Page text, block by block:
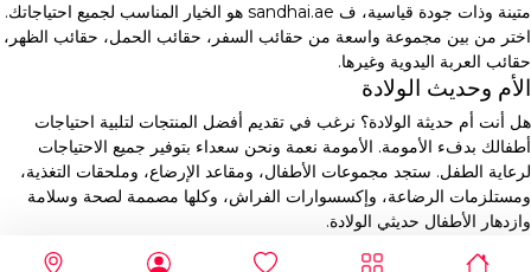
متينة وذات جودة قياسية، ف sandhai.ae هو الخيار المناسب لجميع احتياجاتك.
اختر من بين مجموعة واسعة من حقائب السفر، حقائب الحمل، حقائب الظهر،
حقائب العربة اليدوية وغيرها.
الأم وحديث الولادة
هل أنت أم حديثة الولادة؟ نرغب في تقديم أفضل المنتجات لتلبية احتياجات
أطفالك بدفء الأمومة. الأمومة نعمة ونحن سعداء بتوفير جميع الاحتياجات
لرعاية الطفل. ستجد مجموعات الأطفال، ومقاعد الإرضاع، وملحقات التغذية،
ومستلزمات الرضاعة، وإكسسوارات الفراش، وكلها مصممة لصحة وسلامة
وازدهار الأطفال حديثي الولادة.